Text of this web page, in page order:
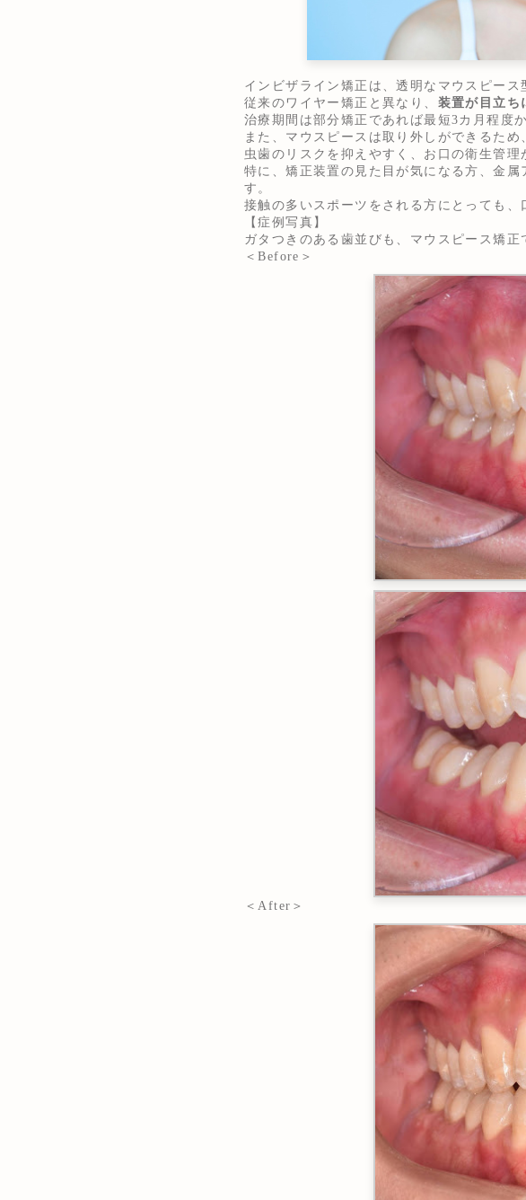
インビザライン矯正は、透明なマウスピー
従来のワイヤー矯正と異なり、 装置が目立ち
治療期間は部分矯正であれば最短3カ月程度
また、マウスピースは取り外しができるた
虫歯のリスクを抑えやすく、お口の衛生管理
特に、矯正装置の見た目が気になる方、金
す。
接触の多いスポーツをされる方にとっても
【症例写真】
ガタつきのある歯並びも、マウスピース矯
＜Before＞
＜After＞